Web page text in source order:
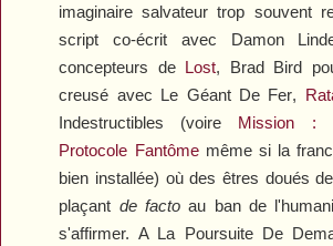
imaginaire salvateur trop souvent
script co-écrit avec Damon
concepteurs de Lost, Brad Bird
creusé avec Le Géant De Fer,
Indestructibles (voire Mission :
Protocole Fantômemême si la
bien installée) où des êtres doués
plaçant de factoau ban de
s'affirmer. A La Poursuite De